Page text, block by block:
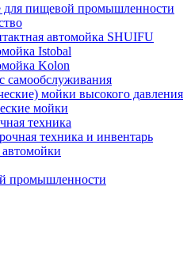
для пищевой промышленности
автомойка SHUIFU
Istobal
Kolon
самообслуживания
мойки высокого давления
мойки
техника
техника и инвентарь
промышленности